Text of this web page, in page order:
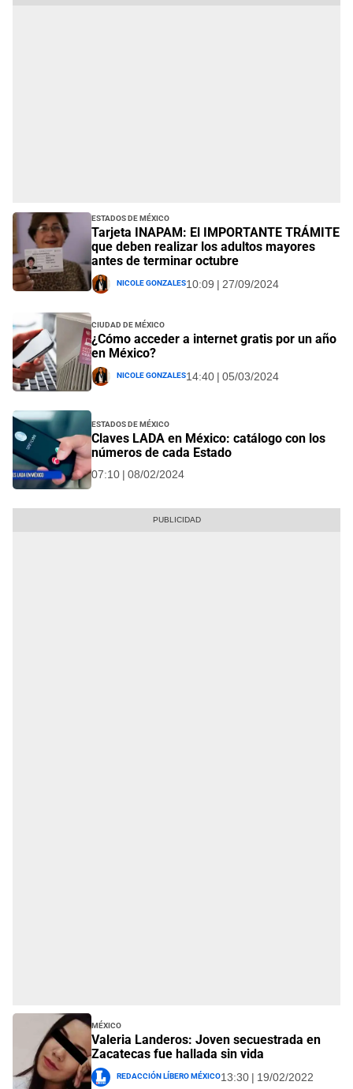
Estados de México
Tarjeta INAPAM: El IMPORTANTE TRÁMITE
que deben realizar los adultos mayores
antes de terminar octubre
Nicole Gonzales10:09 | 27/09/2024
Ciudad de México
¿Cómo acceder a internet gratis por un año
en México?
Nicole Gonzales14:40 | 05/03/2024
Estados de México
Claves LADA en México: catálogo con los
números de cada Estado
07:10 | 08/02/2024
México
Valeria Landeros: Joven secuestrada en
Zacatecas fue hallada sin vida
Redacción Líbero México13:30 | 19/02/2022